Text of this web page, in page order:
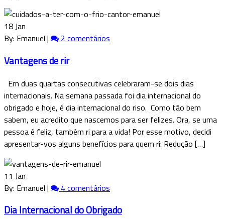
18 Jan
By: Emanuel |
2 comentários
Vantagens de rir
Em duas quartas consecutivas celebraram-se dois dias
internacionais. Na semana passada foi dia internacional do
obrigado e hoje, é dia internacional do riso. Como tão bem
sabem, eu acredito que nascemos para ser felizes. Ora, se uma
pessoa é feliz, também ri para a vida! Por esse motivo, decidi
apresentar-vos alguns benefícios para quem ri: Redução […]
11 Jan
By: Emanuel |
4 comentários
Dia Internacional do Obrigado